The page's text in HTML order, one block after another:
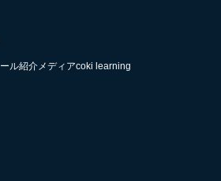
ル紹介メディアcoki learning